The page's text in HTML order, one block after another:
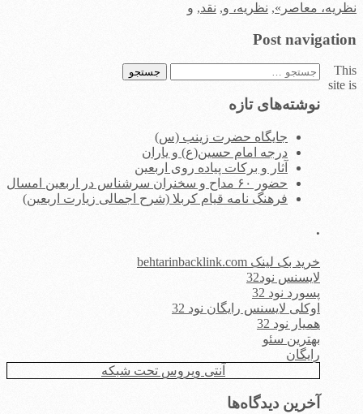
نظریه، معاصر», نظریه، و, نقد, و
Post navigation
جستجو
نوشته‌های تازه
جایگاه حضرت زینب (س)
درجه امام حسین(ع) و یاران
آثار و برکات پیاده روی اربعین
حضور ۶۰ مداح و سخنران سرشناس در اربعین امسال
فرهنگ نامه قیام کربلا (شرح اجمالی زیارت اربعین)
.
خرید بک لینک behtarinbacklink.com
لایسنس نود32
پسورد نود 32
اوکلی لایسنس رایگان نود 32
همیار نود 32
بهترین سئو
رایگان
آنتی ویروس تحت شبکه
آخرین دیدگاه‌ها
This
site is